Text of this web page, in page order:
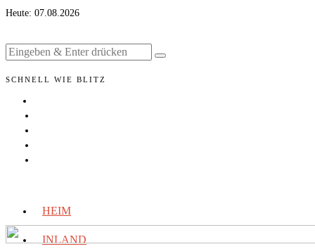
Heute: 07.08.2026
SCHNELL WIE BLITZ
HEIM
INLAND